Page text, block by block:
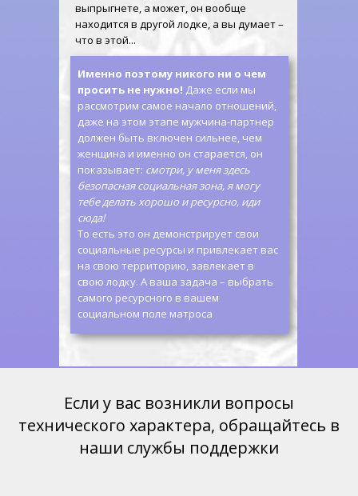
выпрыгнете, а может, он вообще
находится в другой лодке, а вы думает –
что в этой...
Именно поэтому никого ни о чем
просить не нужно! Даже если мы
рассмотрим самое начало отношений,
даже на этом этапе мужчина-партнер
должен быть включен сильнее, чем
женщина и именно он старается, он
показывает: смотри, у меня здесь
безопасная социальная зона, я могу
тебе делать хорошо и ресурсно, иди
сюда!
То есть это он демонстрирует свои
социальные ресурсы и привлекает вас
на свою территорию, завлекает в
свою лодку. А ваша задача – выбрать
самого ресурсного в вашем
социальном поле матроса
Если у вас возникли вопросы
технического характера, обращайтесь в
наши службы поддержки